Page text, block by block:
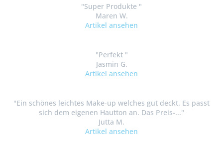
"Super Produkte "
Maren W.
Artikel ansehen
"Perfekt "
Jasmin G.
Artikel ansehen
"Ein schönes leichtes Make-up welches gut deckt. Es passt
sich dem eigenen Hautton an. Das Preis-..."
Jutta M.
Artikel ansehen